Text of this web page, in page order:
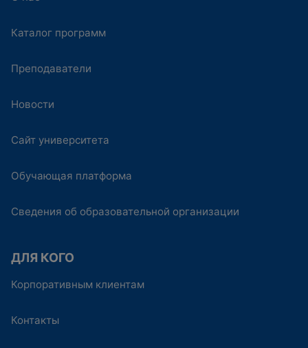
Каталог программ
Преподаватели
Новости
Сайт университета
Обучающая платформа
Сведения об образовательной организации
ДЛЯ КОГО
Корпоративным клиентам
Контакты